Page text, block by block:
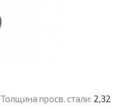
Толщина просв. стали: 2,32